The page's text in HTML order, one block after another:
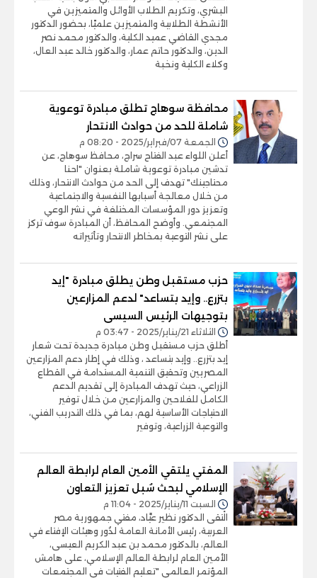
البشري، وتكريم الطلاب الأوائل والمتميزين في
الأنشطة الطلابية والمتميزين علميًا، بحضور الدكتور
مجدي القاضي عميد الكلية، والدكتور محمد نصر
الدين، والدكتور حاتم عمار، والدكتور خالد عبد العال،
وكلاء الكلية ونخبة
محافظة سوهاج تطلق مبادرة توعوية
شاملة للحد من حوادث الانتحار
الجمعة 07/فبراير/2025 - 08:20 م
أعلن اللواء عبد الفتاح سراج، محافظ سوهاج، عن
تدشين مبادرة توعوية شاملة بعنوان "احنا
محتاجينك" تهدف إلى الحد من حوادث الانتحار، وذلك
من خلال معالجة أسبابها النفسية والاجتماعية
وتعزيز دور المؤسسات المختلفة في نشر الوعي
المجتمعي. وأوضح المحافظ، أن المبادرة سوف تركز
على نشر التوعية بمخاطر الانتحار وتأثيراته
حزب مستقبل وطن يطلق مبادرة "إيد
بتزرع.. وإيد بتساعد" لدعم المزارعين
بتوجيهات الرئيس السيسى
الثلاثاء 21/يناير/2025 - 03:47 م
أطلق حزب مستقبل وطن مبادرة جديدة تحت شعار
إيد بتزرع.. وإيد بتساعد ، وذلك في إطار دعم المزارعين
المصريين وتحقيق التنمية المستدامة في القطاع
الزراعي، حيث تهدف المبادرة إلى تقديم الدعم
الكامل للفلاحين والمزارعين من خلال توفير
الاحتياجات الأساسية لهم، بما في ذلك التدريب الفني،
والتوعية الزراعية، وتوفير
المفتي يلتقي الأمين العام لرابطة العالم
الإسلامي لبحث سُبل تعزيز التعاون
السبت 11/يناير/2025 - 11:04 م
الْتقى الدكتور نظير عيَّاد، مفتي جمهورية مصر
العربية، رئيس الأمانة العامة لدُور وهيئات الإفتاء في
العالم، بالدكتور محمد بن عبد الكريم العيسى،
الأمين العام لرابطة العالم الإسلامي، على هامش
المؤتمر العالمي "تعليم الفتيات في المجتمعات